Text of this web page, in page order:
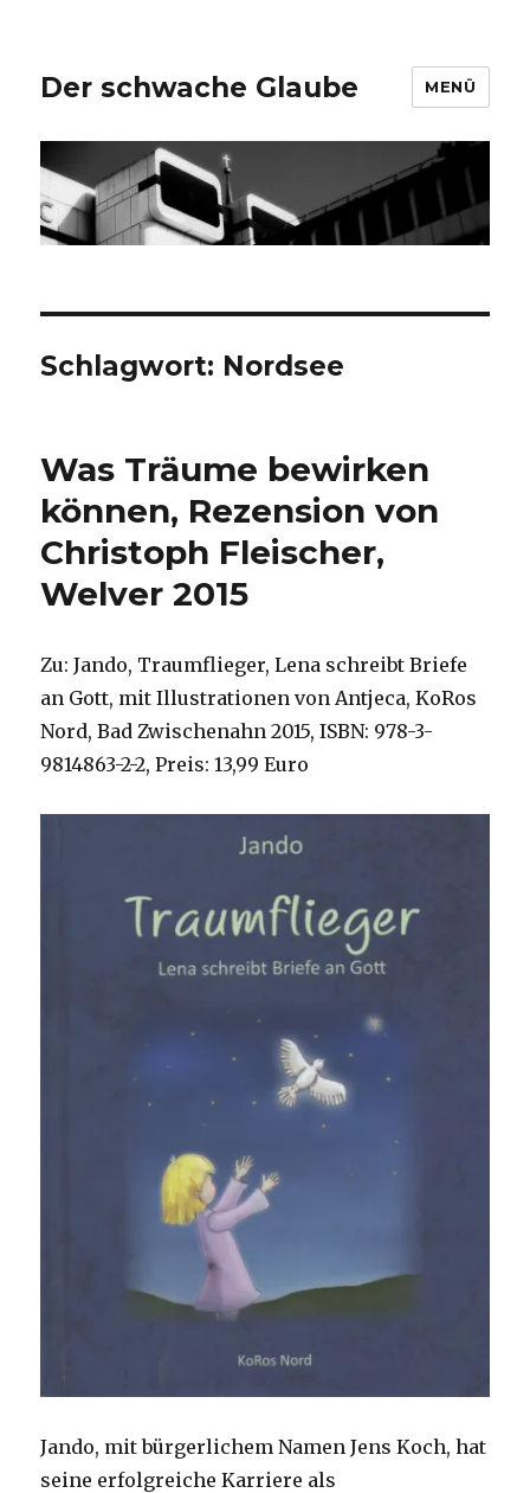
Der schwache Glaube MENÜ
Schlagwort: Nordsee
Was Träume bewirken
können, Rezension von
Christoph Fleischer,
Welver 2015
Zu: Jando, Traumflieger, Lena schreibt Briefe
an Gott, mit Illustrationen von Antjeca, KoRos
Nord, Bad Zwischenahn 2015, ISBN: 978-3-
9814863-2-2, Preis: 13,99 Euro
Jando, mit bürgerlichem Namen Jens Koch, hat
seine erfolgreiche Karriere als